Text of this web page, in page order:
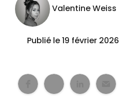
Valentine Weiss
Publié le 19 février 2026